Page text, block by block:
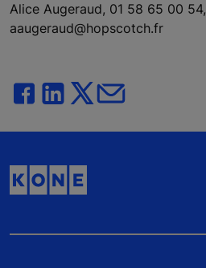
Alice Augeraud, 01 58 65 00 54,
aaugeraud@hopscotch.fr